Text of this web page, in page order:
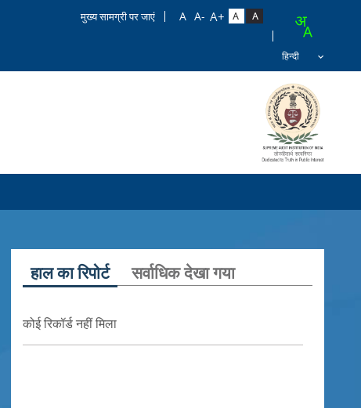
मुख्य सामग्री पर जाएं
हाल का रिपोर्ट सर्वाधिक देखा गया
कोई रिकॉर्ड नहीं मिला